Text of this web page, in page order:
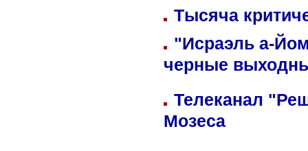
Тысяча
"Исраэль а-
черные
Телеканал
Мозеса